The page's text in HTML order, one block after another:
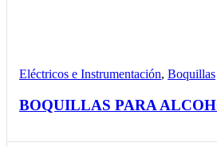
Eléctricos e Instrumentación, Boquillas
BOQUILLAS PARA